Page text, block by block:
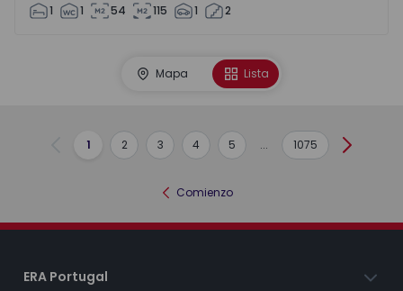
1 1 54 115 1 2
Mapa Lista
Anterior
1 2 3 4 5 ... 1075
Comienzo
ERA Portugal